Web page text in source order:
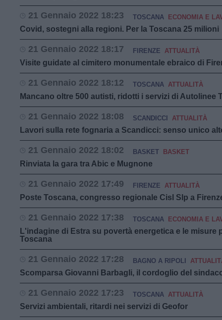
21 Gennaio 2022 18:23 TOSCANA ECONOMIA E
Covid, sostegni alla regioni. Per la Toscana 25 milioni
21 Gennaio 2022 18:17 FIRENZE ATTUALITÀ
Visite guidate al cimitero monumentale ebraico di
21 Gennaio 2022 18:12 TOSCANA ATTUALITÀ
Mancano oltre 500 autisti, ridotti i servizi di Autolinee
21 Gennaio 2022 18:08 SCANDICCI ATTUALITÀ
Lavori sulla rete fognaria a Scandicci: senso unico
21 Gennaio 2022 18:02 BASKET BASKET
Rinviata la gara tra Abic e Mugnone
21 Gennaio 2022 17:49 FIRENZE ATTUALITÀ
Poste Toscana, congresso regionale Cisl Slp a
21 Gennaio 2022 17:38 TOSCANA ECONOMIA E
L'indagine di Estra su povertà energetica e le misure
Toscana
21 Gennaio 2022 17:28 BAGNO A RIPOLI
Scomparsa Giovanni Barbagli, il cordoglio del
21 Gennaio 2022 17:23 TOSCANA ATTUALITÀ
Servizi ambientali, ritardi nei servizi di Geofor